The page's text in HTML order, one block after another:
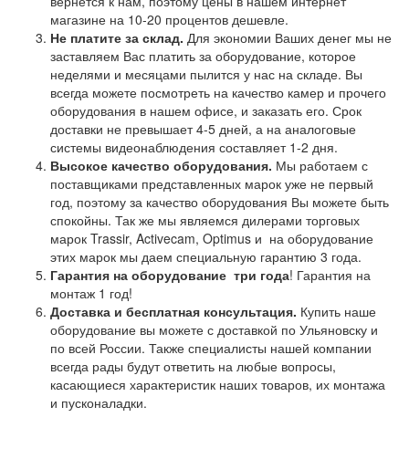
магазине на 10-20 процентов дешевле.
Не платите за склад. Для экономии Ваших денег мы не
заставляем Вас платить за оборудование, которое
неделями и месяцами пылится у нас на складе. Вы
всегда можете посмотреть на качество камер и прочего
оборудования в нашем офисе, и заказать его. Срок
доставки не превышает 4-5 дней, а на аналоговые
системы видеонаблюдения составляет 1-2 дня.
Высокое качество оборудования. Мы работаем с
поставщиками представленных марок уже не первый
год, поэтому за качество оборудования Вы можете быть
спокойны. Так же мы являемся дилерами торговых
марок Trassir, Activecam, Optimus и на оборудование
этих марок мы даем специальную гарантию 3 года.
Гарантия на оборудование три года! Гарантия на
монтаж 1 год!
Доставка и бесплатная консультация. Купить наше
оборудование вы можете с доставкой по Ульяновску и
по всей России. Также специалисты нашей компании
всегда рады будут ответить на любые вопросы,
касающиеся характеристик наших товаров, их монтажа
и пусконаладки.